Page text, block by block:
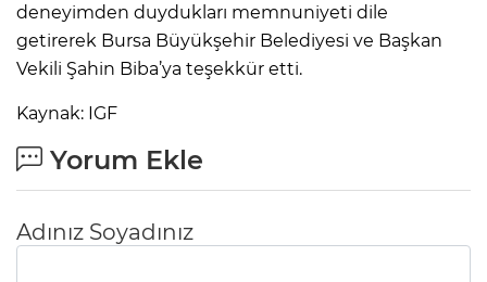
deneyimden duydukları memnuniyeti dile
getirerek Bursa Büyükşehir Belediyesi ve Başkan
Vekili Şahin Biba’ya teşekkür etti.
Kaynak: IGF
Yorum Ekle
Adınız Soyadınız